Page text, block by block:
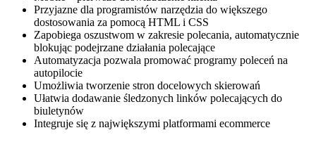
Przyjazne dla programistów narzędzia do większego
dostosowania za pomocą HTML i CSS
Zapobiega oszustwom w zakresie polecania, automatycznie
blokując podejrzane działania polecające
Automatyzacja pozwala promować programy poleceń na
autopilocie
Umożliwia tworzenie stron docelowych skierowań
Ułatwia dodawanie śledzonych linków polecających do
biuletynów
Integruje się z największymi platformami ecommerce